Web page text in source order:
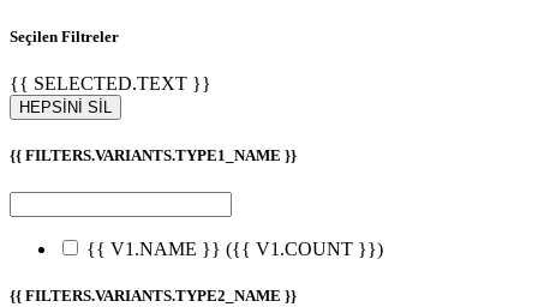
Seçilen Filtreler
{{ SELECTED.TEXT }}
HEPSİNİ SİL
{{ FILTERS.VARIANTS.TYPE1_NAME }}
{{ V1.NAME }} ({{ V1.COUNT }})
{{ FILTERS.VARIANTS.TYPE2_NAME }}